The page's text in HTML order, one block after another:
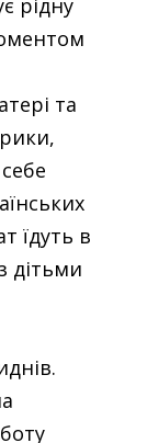
та
їдуть в
дітьми